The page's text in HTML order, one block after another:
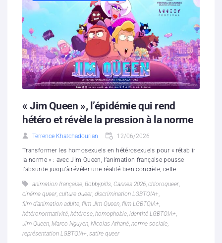
Partenaires
Contacts
Hébergement solidaire
« Jim Queen », l’épidémie qui rend
hétéro et révèle la pression à la norme
Terrence Khatchadourian 12/06/2026
Transformer les homosexuels en hétérosexuels pour « rétablir
la norme » : avec Jim Queen, l’animation française pousse
l’absurde jusqu’à révéler une réalité bien concrète, celle...
animation française, Bobbypills, Cannes 2026, chloroqueer,
cinéma queer, culture queer, discrimination LGBTQIA+,
film d’animation adulte, film Jim Queen, film LGBTQIA+,
hétéronormativité, hétérose, homophobie, identité LGBTQIA+,
Jim Queen, Marco Nguyen, Nicolas Athané, norme sociale,
représentation LGBTQIA+, satire queer